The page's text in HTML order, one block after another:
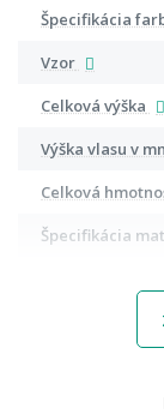
Špecifikácia
Vzor
Celková výška
Výška vlasu v
Celková
Špecifikácia